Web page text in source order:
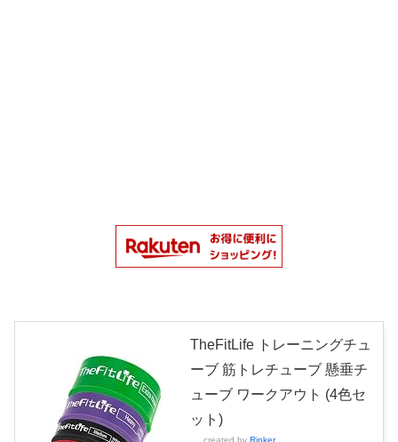
TheFitLife トレーニングチュ
ーブ 筋トレチューブ 懸垂チ
ューブ ワークアウト (4色セ
ット)
created by Rinker